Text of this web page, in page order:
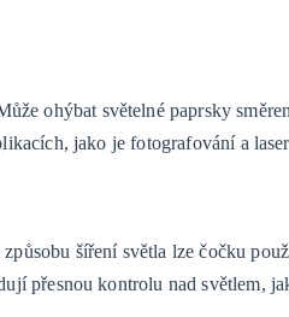
ohýbat světelné paprsky
jako je fotografování a
šíření světla lze čočku
přesnou kontrolu nad světlem,